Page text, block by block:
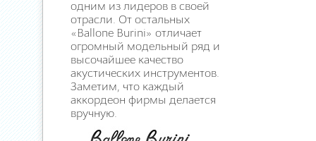
одним из лидеров в своей
отрасли. От остальных
«Ballone Burini» отличает
огромный модельный ряд и
высочайшее качество
акустических инструментов.
Заметим, что каждый
аккордеон фирмы делается
вручную.